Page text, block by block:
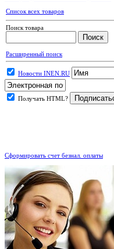
Список всех товаров
Поиск товара
Расширенный поиск
Новости INEN.RU
Получать HTML?
Сформировать счет безнал. оплаты